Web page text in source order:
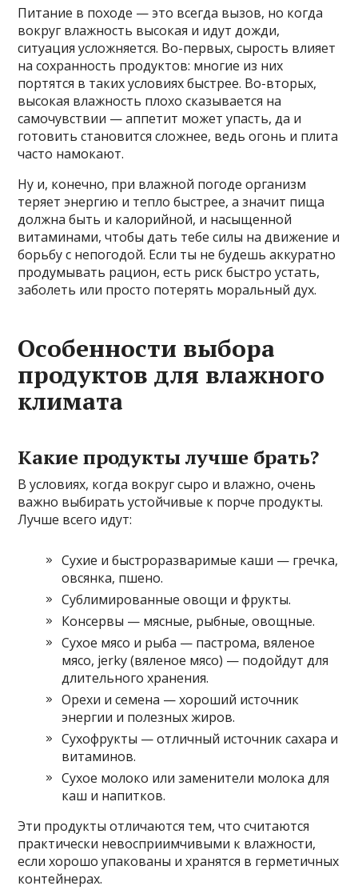
Питание в походе — это всегда вызов, но когда
вокруг влажность высокая и идут дожди,
ситуация усложняется. Во-первых, сырость влияет
на сохранность продуктов: многие из них
портятся в таких условиях быстрее. Во-вторых,
высокая влажность плохо сказывается на
самочувствии — аппетит может упасть, да и
готовить становится сложнее, ведь огонь и плита
часто намокают.
Ну и, конечно, при влажной погоде организм
теряет энергию и тепло быстрее, а значит пища
должна быть и калорийной, и насыщенной
витаминами, чтобы дать тебе силы на движение и
борьбу с непогодой. Если ты не будешь аккуратно
продумывать рацион, есть риск быстро устать,
заболеть или просто потерять моральный дух.
Особенности выбора
продуктов для влажного
климата
Какие продукты лучше брать?
В условиях, когда вокруг сыро и влажно, очень
важно выбирать устойчивые к порче продукты.
Лучше всего идут:
Сухие и быстроразваримые каши — гречка,
овсянка, пшено.
Сублимированные овощи и фрукты.
Консервы — мясные, рыбные, овощные.
Сухое мясо и рыба — пастрома, вяленое
мясо, jerky (вяленое мясо) — подойдут для
длительного хранения.
Орехи и семена — хороший источник
энергии и полезных жиров.
Сухофрукты — отличный источник сахара и
витаминов.
Сухое молоко или заменители молока для
каш и напитков.
Эти продукты отличаются тем, что считаются
практически невосприимчивыми к влажности,
если хорошо упакованы и хранятся в герметичных
контейнерах.